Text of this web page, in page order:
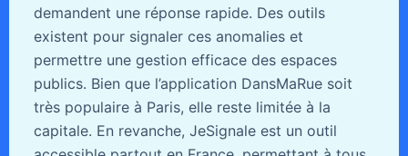
demandent une réponse rapide. Des outils
existent pour signaler ces anomalies et
permettre une gestion efficace des espaces
publics. Bien que l’application DansMaRue soit
très populaire à Paris, elle reste limitée à la
capitale. En revanche, JeSignale est un outil